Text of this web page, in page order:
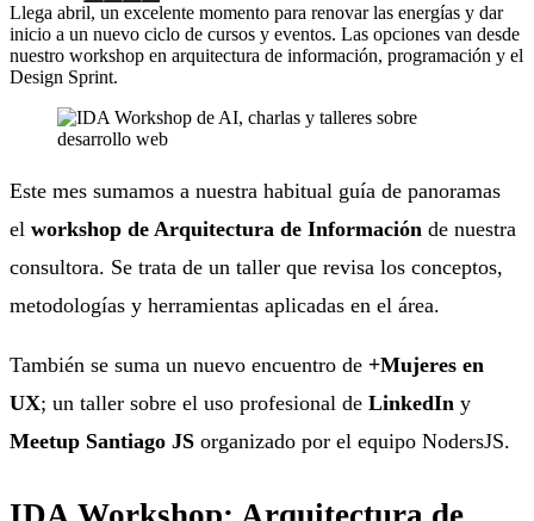
Llega abril, un excelente momento para renovar las energías y dar
inicio a un nuevo ciclo de cursos y eventos. Las opciones van desde
nuestro workshop en arquitectura de información, programación y el
Design Sprint.
Este mes sumamos a nuestra habitual guía de panoramas
el workshop de Arquitectura de Información de nuestra
consultora. Se trata de un taller que revisa los conceptos,
metodologías y herramientas aplicadas en el área.
También se suma un nuevo encuentro de +Mujeres en
UX; un taller sobre el uso profesional de LinkedIn y
Meetup Santiago JS organizado por el equipo NodersJS.